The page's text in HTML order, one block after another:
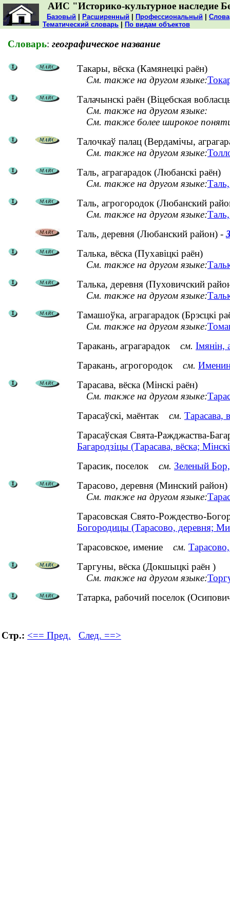
АИС "Историко-культурное наследие
Базовый Расширенный Профессиональный
Тематический словарь
По видам объектов
Словарь: географическое название
Такары, вёска (Камянецкі раён)
См. также на другом языке:
Талачынскі раён (Віцебская
См. также на другом языке:
См. также более широкое
Талочкаў палац (Вердамічы,
См. также на другом языке:
Таль, аграгарадок (Любанскі раён)
См. также на другом языке:
Таль, агрогородок (Любанский
См. также на другом языке:
Таль, деревня (Любанский район) -
Талька, вёска (Пухавіцкі раён)
См. также на другом языке:
Талька, деревня (Пуховичский
См. также на другом языке:
Тамашоўка, аграгарадок (Брэсцкі
См. также на другом языке:
Таракань, аграгарадок см. Імянін,
Таракань, агрогородок см.
Тарасава, вёска (Мінскі раён)
См. также на другом языке:
Тарасаўскі, маёнтак см. Тарасава,
Тарасаўская Свята-Ражджаства-
Багародзіцы (Тарасава, вёска;
Тарасик, поселок см. Зеленый
Тарасово, деревня (Минский район)
См. также на другом языке:
Тарасовская Свято-Рождество-
Богородицы (Тарасово, деревня;
Тарасовское, имение см.
Таргуны, вёска (Докшыцкі раён )
См. также на другом языке:
Татарка, рабочий поселок
Стр.: <== Пред. След. ==>